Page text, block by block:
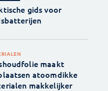
gids voor
maakt
atoomdikke
makkelijker